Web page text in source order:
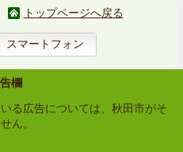
トップページへ戻る
スマートフォン
欄
る広告については、秋田市がそ
ん。